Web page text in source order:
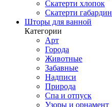
Скатерти хлопок
Скатерти габардин
Шторы для ванной
Категории
Арт
Города
Животные
Забавные
Надписи
Природа
Спа и отпуск
Узоры и орнамент